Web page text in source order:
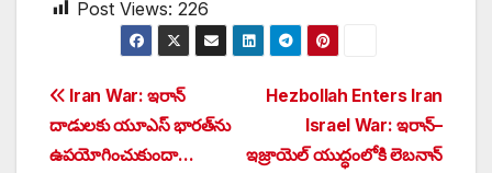
Post Views: 226
Post
navigation
Hezbollah Enters Iran
Israel War: ఇరాన్–
ఇజ్రాయెల్ యుద్ధంలోకి లెబనాన్
Iran War: ఇరాన్
దాడులకు యూఎస్ భారత్‌ను
ఉపయోగించుకుందా…